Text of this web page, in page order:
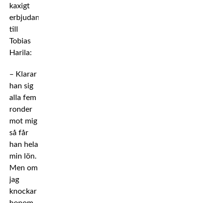
kaxigt
erbjudande
till
Tobias
Harila:
– Klarar
han sig
alla fem
ronder
mot mig
så får
han hela
min lön.
Men om
jag
knockar